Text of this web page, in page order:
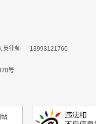
英律师 13993121760
号